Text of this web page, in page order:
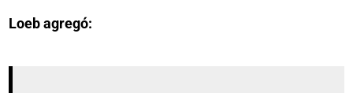
Loeb agregó: